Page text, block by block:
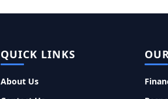
QUICK LINKS
About Us